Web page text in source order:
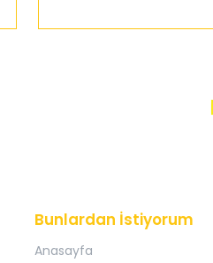
Bunlardan İstiyorum
Anasayfa